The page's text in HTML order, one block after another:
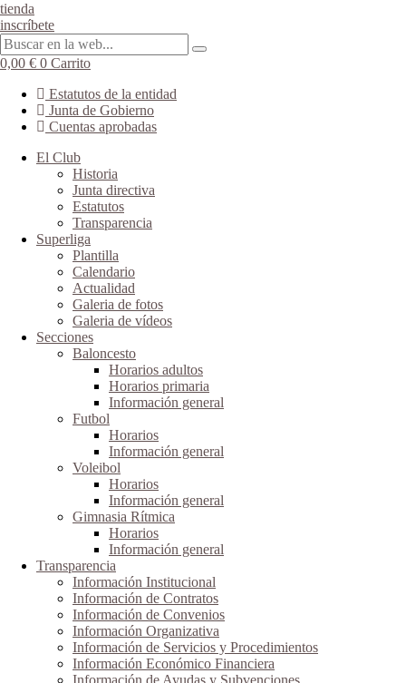
tienda
inscríbete
0,00 € 0 Carrito
Estatutos de la entidad
Junta de Gobierno
Cuentas aprobadas
El Club
Historia
Junta directiva
Estatutos
Transparencia
Superliga
Plantilla
Calendario
Actualidad
Galeria de fotos
Galeria de vídeos
Secciones
Baloncesto
Horarios adultos
Horarios primaria
Información general
Futbol
Horarios
Información general
Voleibol
Horarios
Información general
Gimnasia Rítmica
Horarios
Información general
Transparencia
Información Institucional
Información de Contratos
Información de Convenios
Información Organizativa
Información de Servicios y Procedimientos
Información Económico Financiera
Información de Ayudas y Subvenciones